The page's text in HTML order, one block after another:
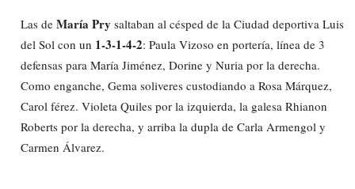
Las de María Pry saltaban al césped de la Ciudad deportiva Luis
del Sol con un 1-3-1-4-2: Paula Vizoso en portería, línea de 3
defensas para María Jiménez, Dorine y Nuria por la derecha.
Como enganche, Gema soliveres custodiando a Rosa Márquez,
Carol férez. Violeta Quiles por la izquierda, la galesa Rhianon
Roberts por la derecha, y arriba la dupla de Carla Armengol y
Carmen Álvarez.